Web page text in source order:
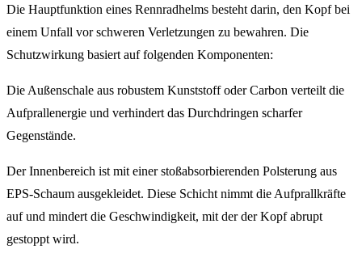
Die Hauptfunktion eines Rennradhelms besteht darin, den Kopf bei
einem Unfall vor schweren Verletzungen zu bewahren. Die
Schutzwirkung basiert auf folgenden Komponenten:
Die Außenschale aus robustem Kunststoff oder Carbon verteilt die
Aufprallenergie und verhindert das Durchdringen scharfer
Gegenstände.
Der Innenbereich ist mit einer stoßabsorbierenden Polsterung aus
EPS-Schaum ausgekleidet. Diese Schicht nimmt die Aufprallkräfte
auf und mindert die Geschwindigkeit, mit der der Kopf abrupt
gestoppt wird.